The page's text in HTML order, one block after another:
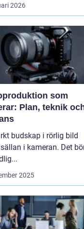
2026
som
Plan, teknik
budskap i rörlig bild
i kameran. Det
2025